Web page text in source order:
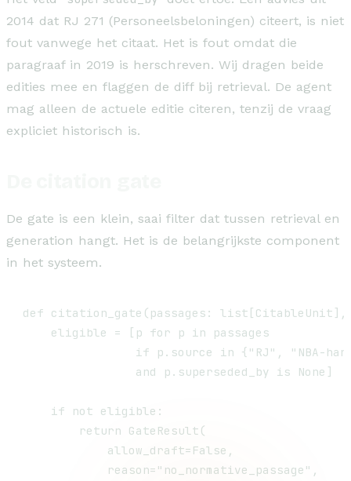
2014 dat RJ 271 (Personeelsbeloningen) citeert, is niet
fout vanwege het citaat. Het is fout omdat die
paragraaf in 2019 is herschreven. Wij dragen beide
edities mee en flaggen de diff bij retrieval. De agent
mag alleen de actuele editie citeren, tenzij de vraag
expliciet historisch is.
De gate is een klein, saai filter dat tussen retrieval en
generation hangt. Het is de belangrijkste component
in het systeem.
def citation_gate(passages:
    eligible = [p for p in passages
if p.source in {"RJ", "NBA-
                and p.superseded_by is None]
    if not eligible:
        return GateResult(
            allow_draft=False,
            reason="no_normative_passage",